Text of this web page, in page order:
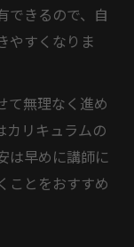
効率的に習
DAWの選び
の特徴と選定
できるので、自
やすくなりま
て無理なく進め
カリキュラムの
は早めに講師に
ことをおすすめ